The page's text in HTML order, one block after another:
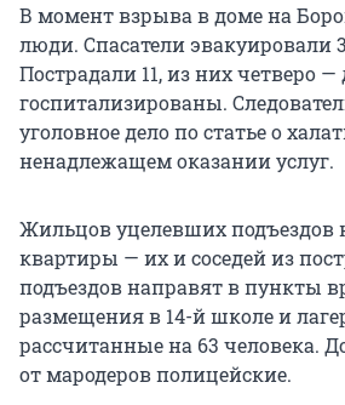
В момент взрыва в доме на
люди. Спасатели эвакуировали
Пострадали 11, из них четверо —
госпитализированы.
уголовное дело по статье о
ненадлежащем оказании услуг.
Жильцов уцелевших подъездов
квартиры — их и соседей из
подъездов направят в пункты
размещения в 14-й школе и
рассчитанные на 63 человека.
от мародеров полицейские.